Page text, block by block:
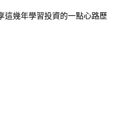
這幾年學習投資的一點心路歷